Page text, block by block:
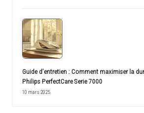
Guide d’entretien : Comment maximiser la
Philips PerfectCare Serie 7000
10 mars 2025